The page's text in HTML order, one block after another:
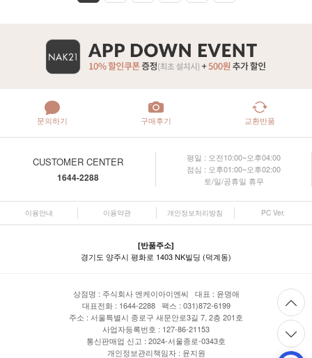
문의하기 구매후기 교환반품
CUSTOMER CENTER
1644-2288
평일 : 오전10:00~오후04:00
점심 : 오후01:00~오후02:00
토/일/공휴일 휴무
이용안내 이용약관 개인정보처리방침 PC Ver.
[반품주소]
경기도 양주시 평화로 1403 NK빌딩 (덕계동)
상점명 : 주식회사 엔케이아이엔씨 대표 : 윤명애
대표전화 : 1644-2288 팩스 : 031)872-6199
주소 : 서울특별시 종로구 새문안로3길 7, 2층 201호
사업자등록번호 : 127-86-21153
통신판매업 신고 : 2024-서울종로-0343호
개인정보관리책임자 : 윤지원